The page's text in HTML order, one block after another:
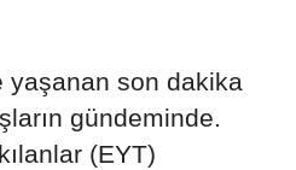
yaşanan son dakika
gündeminde.
(EYT)